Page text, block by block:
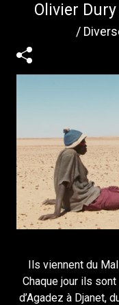
Olivier Dury
Ils viennent du
Chaque jour ils
d’Agadez à Djanet,